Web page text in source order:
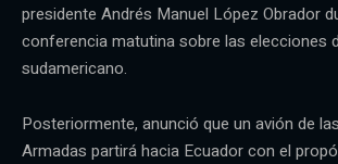
presidente Andrés Manuel López Obrador
conferencia matutina sobre las elecciones
sudamericano.
Posteriormente, anunció que un avión de
Armadas partirá hacia Ecuador con el